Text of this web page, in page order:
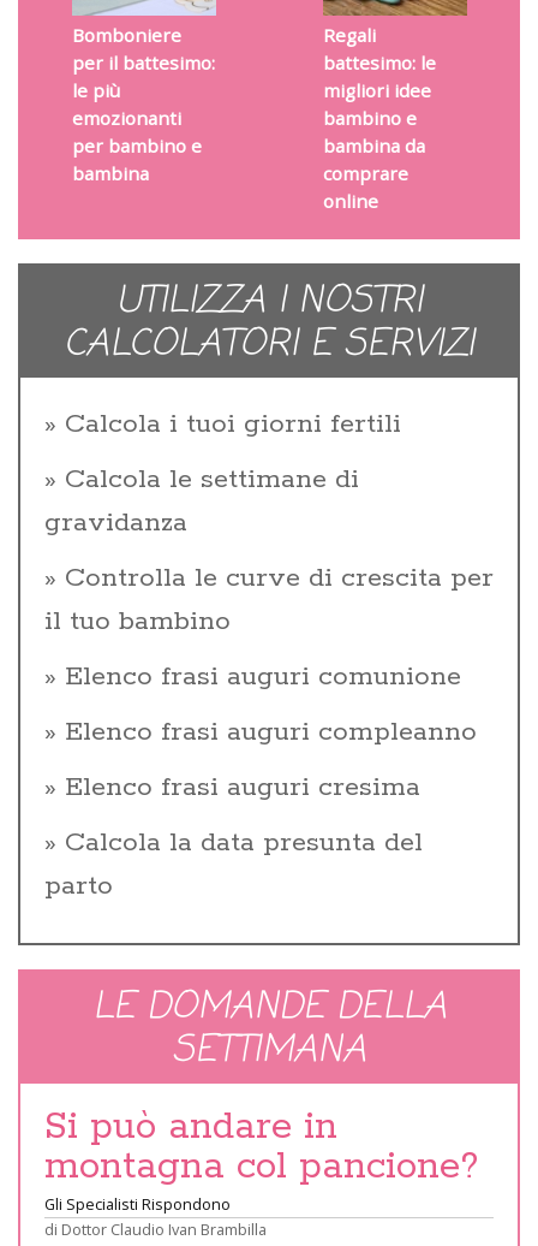
Bomboniere
per il battesimo:
le più
emozionanti
per bambino e
bambina
Regali
battesimo: le
migliori idee
bambino e
bambina da
comprare
online
UTILIZZA I NOSTRI
CALCOLATORI E SERVIZI
Calcola i tuoi giorni fertili
Calcola le settimane di
gravidanza
Controlla le curve di crescita per
il tuo bambino
Elenco frasi auguri comunione
Elenco frasi auguri compleanno
Elenco frasi auguri cresima
Calcola la data presunta del
parto
LE DOMANDE DELLA
SETTIMANA
Si può andare in
montagna col pancione?
Gli Specialisti Rispondono
di Dottor Claudio Ivan Brambilla